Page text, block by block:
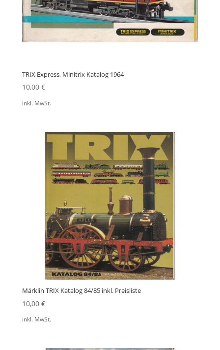
TRIX Express, Minitrix Katalog 1964
10,00 €
inkl. MwSt.
Märklin TRIX Katalog 84/85 inkl. Preisliste
10,00 €
inkl. MwSt.